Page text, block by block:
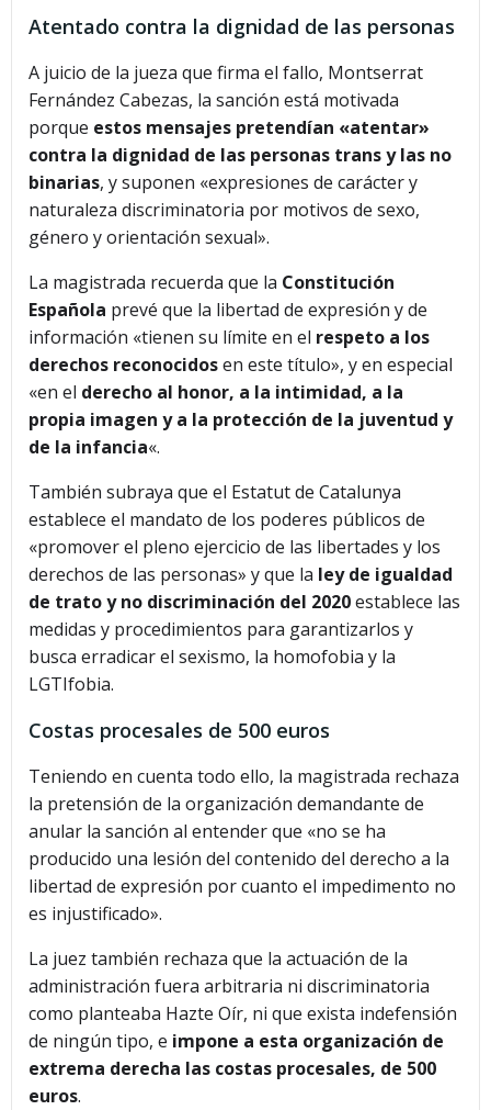
Atentado contra la dignidad de las personas
A juicio de la jueza que firma el fallo, Montserrat
Fernández Cabezas, la sanción está motivada
porque estos mensajes pretendían «atentar»
contra la dignidad de las personas trans y las no
binarias, y suponen «expresiones de carácter y
naturaleza discriminatoria por motivos de sexo,
género y orientación sexual».
La magistrada recuerda que la Constitución
Española prevé que la libertad de expresión y de
información «tienen su límite en el respeto a los
derechos reconocidosen este título», y en especial
«en el derecho al honor, a la intimidad, a la
propia imagen y a la protección de la juventud y
de la infancia«.
También subraya que el Estatut de Catalunya
establece el mandato de los poderes públicos de
«promover el pleno ejercicio de las libertades y los
derechos de las personas» y que la ley de igualdad
de trato y no discriminación del 2020establece las
medidas y procedimientos para garantizarlos y
busca erradicar el sexismo, la homofobia y la
LGTIfobia.
Costas procesales de 500 euros
Teniendo en cuenta todo ello, la magistrada rechaza
la pretensión de la organización demandante de
anular la sanción al entender que «no se ha
producido una lesión del contenido del derecho a la
libertad de expresión por cuanto el impedimento no
es injustificado».
La juez también rechaza que la actuación de la
administración fuera arbitraria ni discriminatoria
como planteaba Hazte Oír, ni que exista indefensión
de ningún tipo, e impone a esta organización de
extrema derecha las costas procesales, de 500
euros.